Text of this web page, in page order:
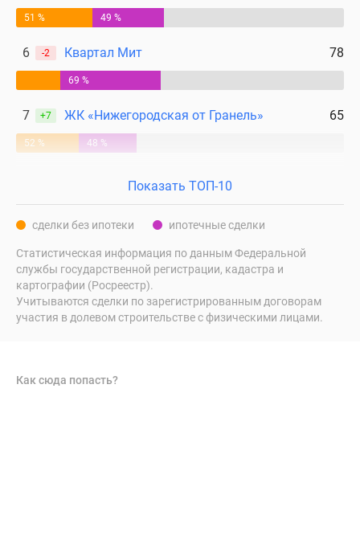
акции
Макс
51 % 49 %
6 -2 Квартал Мит 78
69 %
7 +7 ЖК «Нижегородская от Гранель» 65
52 % 48 %
Показать ТОП-10
сделки без ипотеки ипотечные сделки
Статистическая информация по данным Федеральной
службы государственной регистрации, кадастра и
картографии (Росреестр).
Учитываются сделки по зарегистрированным договорам
участия в долевом строительстве с физическими лицами.
Как сюда попасть?